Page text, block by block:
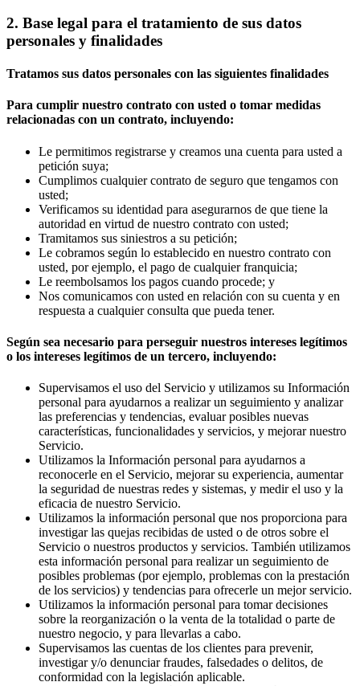
2. Base legal para el tratamiento de sus datos
personales y finalidades
Tratamos sus datos personales con las siguientes finalidades
Para cumplir nuestro contrato con usted o tomar medidas
relacionadas con un contrato, incluyendo:
Le permitimos registrarse y creamos una cuenta para usted a
petición suya;
Cumplimos cualquier contrato de seguro que tengamos con
usted;
Verificamos su identidad para asegurarnos de que tiene la
autoridad en virtud de nuestro contrato con usted;
Tramitamos sus siniestros a su petición;
Le cobramos según lo establecido en nuestro contrato con
usted, por ejemplo, el pago de cualquier franquicia;
Le reembolsamos los pagos cuando procede; y
Nos comunicamos con usted en relación con su cuenta y en
respuesta a cualquier consulta que pueda tener.
Según sea necesario para perseguir nuestros intereses legítimos
o los intereses legítimos de un tercero, incluyendo:
Supervisamos el uso del Servicio y utilizamos su Información
personal para ayudarnos a realizar un seguimiento y analizar
las preferencias y tendencias, evaluar posibles nuevas
características, funcionalidades y servicios, y mejorar nuestro
Servicio.
Utilizamos la Información personal para ayudarnos a
reconocerle en el Servicio, mejorar su experiencia, aumentar
la seguridad de nuestras redes y sistemas, y medir el uso y la
eficacia de nuestro Servicio.
Utilizamos la información personal que nos proporciona para
investigar las quejas recibidas de usted o de otros sobre el
Servicio o nuestros productos y servicios. También utilizamos
esta información personal para realizar un seguimiento de
posibles problemas (por ejemplo, problemas con la prestación
de los servicios) y tendencias para ofrecerle un mejor servicio.
Utilizamos la información personal para tomar decisiones
sobre la reorganización o la venta de la totalidad o parte de
nuestro negocio, y para llevarlas a cabo.
Supervisamos las cuentas de los clientes para prevenir,
investigar y/o denunciar fraudes, falsedades o delitos, de
conformidad con la legislación aplicable.